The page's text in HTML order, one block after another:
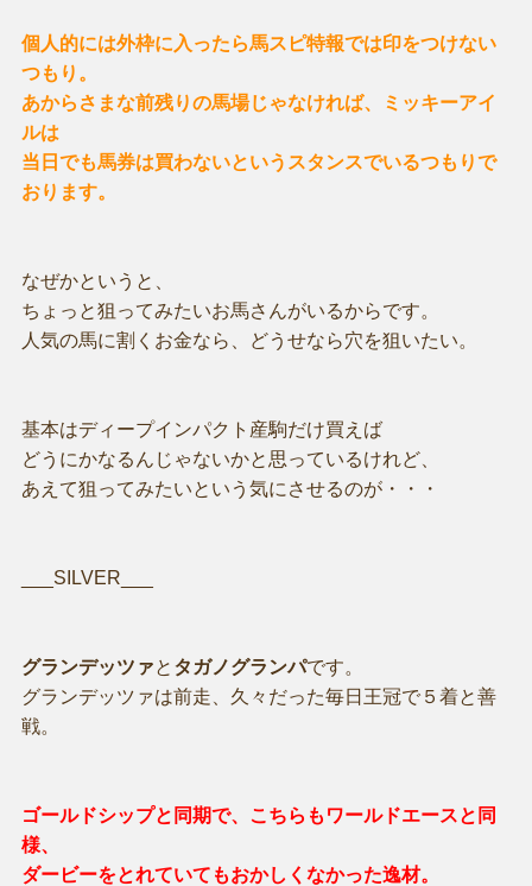
個人的には外枠に入ったら馬スピ特報では印をつけない
つもり。
あからさまな前残りの馬場じゃなければ、ミッキーアイ
ルは
当日でも馬券は買わないというスタンスでいるつもりで
おります。
なぜかというと、
ちょっと狙ってみたいお馬さんがいるからです。
人気の馬に割くお金なら、どうせなら穴を狙いたい。
基本はディープインパクト産駒だけ買えば
どうにかなるんじゃないかと思っているけれど、
あえて狙ってみたいという気にさせるのが・・・
___SILVER___
グランデッツァと タガノグランパです。
グランデッツァは前走、久々だった毎日王冠で５着と善
戦。
ゴールドシップと同期で、こちらもワールドエースと同
様、
ダービーをとれていてもおかしくなかった逸材。